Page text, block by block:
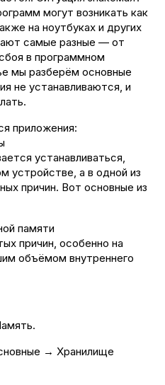
могут возникать как
на ноутбуках и других
самые разные — от
в программном
мы разберём основные
не устанавливаются, и
приложения:
устанавливаться,
устройстве, а в одной из
причин. Вот основные из
памяти
причин, особенно на
объёмом внутреннего
→ Хранилище